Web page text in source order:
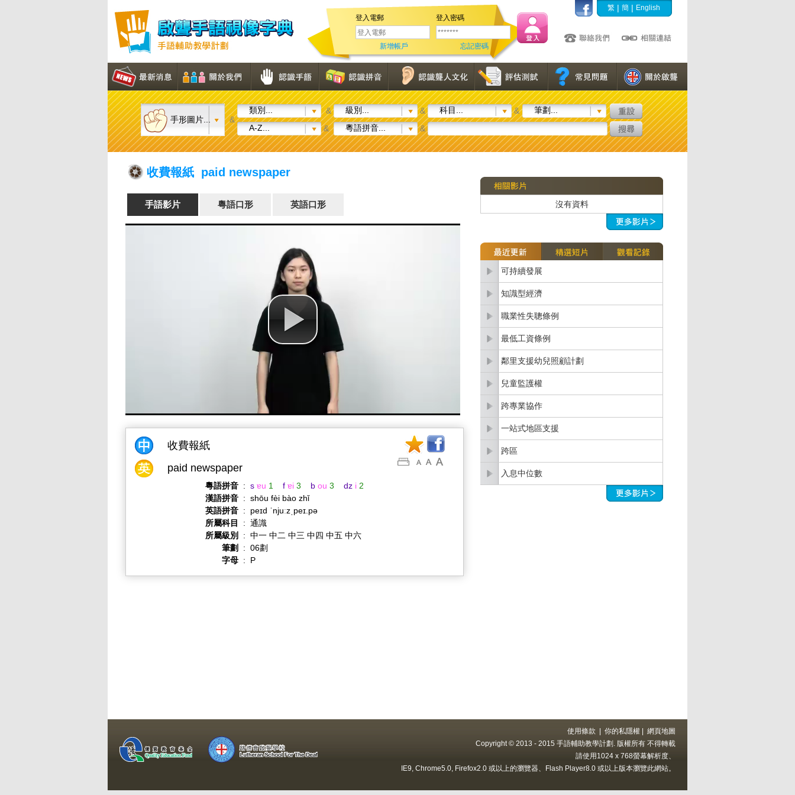
登入電郵 登入密碼
新增帳戶 忘記密碼
繁 | 簡 | English
手形圖片... &
類別... & 級別... & 科目... &
筆劃...
A-Z...
& 粵語拼音... &
收費報紙 paid newspaper
手語影片 粵語口形 英語口形
收費報紙
paid newspaper
粵語拼音 : s ɐu 1 f ɐi 3 b ou 3 dz i 2
漢語拼音 : shōu fèi bào zhǐ
英語拼音 :
peɪd ˈnjuːzˌpeɪ.pə
所屬科目
: 通識
所屬級別
: 中一 中二 中三 中四 中五 中六
筆劃
: 06劃
字母 : P
沒有資料
可持續發展
知識型經濟
職業性失聰條例
最低工資條例
鄰里支援幼兒照顧計劃
兒童監護權
跨專業協作
一站式地區支援
跨區
入息中位數
使用條款 你的私隱權
網頁地圖
Copyright © 2013 - 2015 手語輔助教學計劃. 版權所有 不得轉載
請使用1024 x 768螢幕解析度、
IE9, Chrome5.0, Firefox2.0 或以上的瀏覽器、Flash Player8.0 或以上版本瀏覽此網站。